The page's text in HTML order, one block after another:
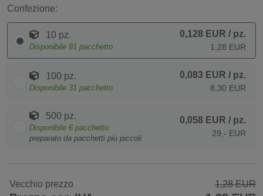
Confezione:
10 pz.
Disponibile 91 pacchetto
0,128 EUR / pz.
1,28 EUR
100 pz.
Disponibile 31 pacchetto
0,083 EUR / pz.
8,30 EUR
500 pz.
Disponibile 6 pacchetto
preparato da pacchetti più piccoli
0,058 EUR / pz.
29,- EUR
Vecchio prezzo 1,28 EUR